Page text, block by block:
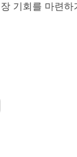
기회를 마련